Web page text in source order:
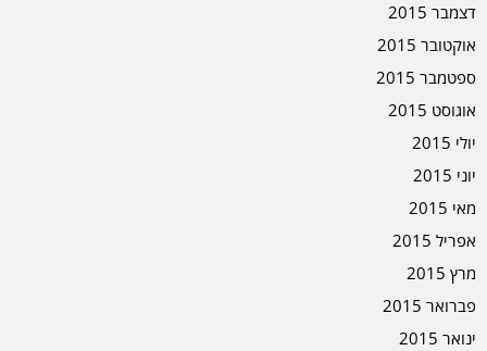
דצמבר 2015
אוקטובר 2015
ספטמבר 2015
אוגוסט 2015
יולי 2015
יוני 2015
מאי 2015
אפריל 2015
מרץ 2015
פברואר 2015
ינואר 2015